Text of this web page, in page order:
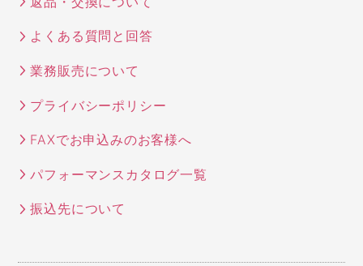
よくある質問と回答
業務販売について
プライバシーポリシー
FAXでお申込みのお客様へ
パフォーマンスカタログ一覧
振込先について